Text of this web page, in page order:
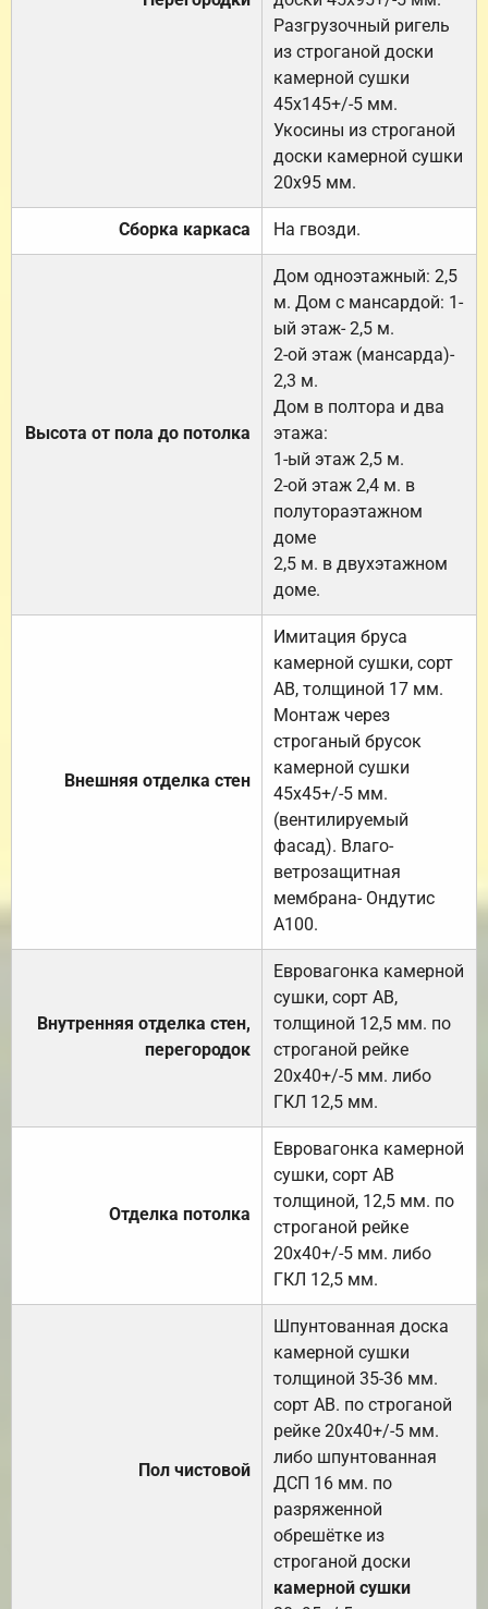
Разгрузочный ригель
из строганой доски
камерной сушки
45х145+/-5 мм.
Укосины из строганой
доски камерной сушки
20х95 мм.
Сборка каркаса На гвозди.
Высота от пола до потолка
Дом одноэтажный: 2,5
м. Дом с мансардой: 1-
ый этаж- 2,5 м.
2-ой этаж (мансарда)-
2,3 м.
Дом в полтора и два
этажа:
1-ый этаж 2,5 м.
2-ой этаж 2,4 м. в
полутораэтажном
доме
2,5 м. в двухэтажном
доме.
Внешняя отделка стен
Имитация бруса
камерной сушки, сорт
АВ, толщиной 17 мм.
Монтаж через
строганый брусок
камерной сушки
45х45+/-5 мм.
(вентилируемый
фасад). Влаго-
ветрозащитная
мембрана- Ондутис
А100.
Внутренняя отделка стен,
перегородок
Евровагонка камерной
сушки, сорт АВ,
толщиной 12,5 мм. по
строганой рейке
20х40+/-5 мм. либо
ГКЛ 12,5 мм.
Отделка потолка
Евровагонка камерной
сушки, сорт АВ
толщиной, 12,5 мм. по
строганой рейке
20х40+/-5 мм. либо
ГКЛ 12,5 мм.
Пол чистовой
Шпунтованная доска
камерной сушки
толщиной 35-36 мм.
сорт АВ. по строганой
рейке 20х40+/-5 мм.
либо шпунтованная
ДСП 16 мм. по
разряженной
обрешётке из
строганой доски
камерной сушки